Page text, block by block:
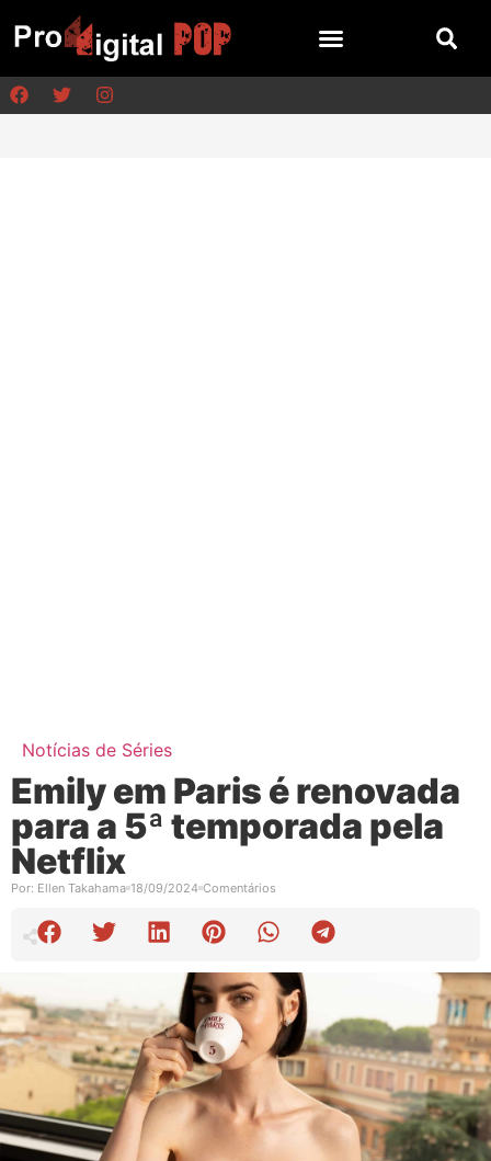
Notícias de Séries
Emily em Paris é renovada
para a 5ª temporada pela
Netflix
Por: Ellen Takahama 18/09/2024 Comentários